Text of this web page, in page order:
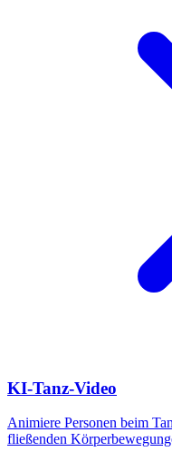
KI-Tanz-Video
Animiere Personen beim
fließenden